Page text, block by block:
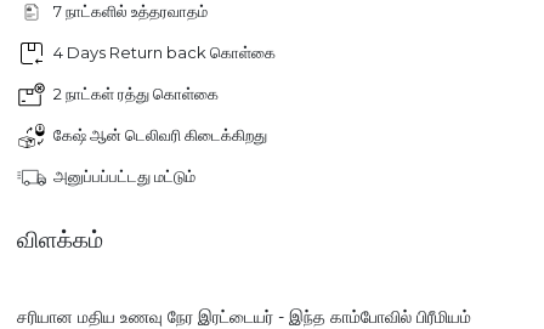
7 நாட்களில் உத்தரவாதம்
4 Days Return back கொள்கை
2 நாட்கள் ரத்து கொள்கை
கேஷ் ஆன் டெலிவரி கிடைக்கிறது
அனுப்பப்பட்டது மட்டும்
விளக்கம்
சரியான மதிய உணவு நேர இரட்டையர் - இந்த காம்போவில் பிரீமியம்